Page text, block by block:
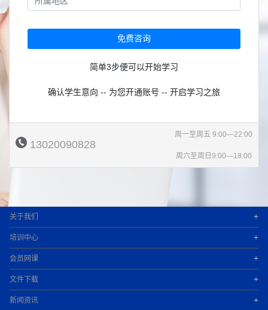
免费咨询
简单3步便可以开始学习
确认学生意向 -- 为您开通账号 -- 开启学习之旅
13020090828
周一至周五 9:00—22:00
周六至周日9:00—18:00
关于我们 +
培训中心 +
会员网课 +
文件下载 +
新闻资讯 +